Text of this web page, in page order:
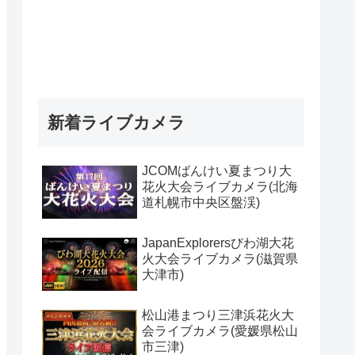
新着ライブカメラ
JCOMばんけい夏まつり大
花火大会ライブカメラ(北海
道札幌市中央区盤渓)
JapanExplorersびわ湖大花
火大会ライブカメラ(滋賀県
大津市)
松山港まつり三津浜花火大
会ライブカメラ(愛媛県松山
市三津)